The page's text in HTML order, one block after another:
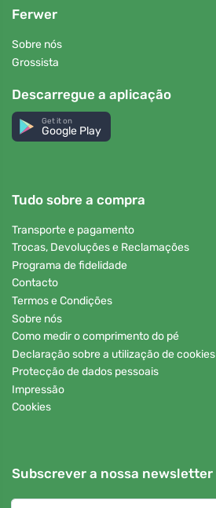
Ferwer
Sobre nós
Grossista
Descarregue a aplicação
Get it on
Google Play
Tudo sobre a compra
Transporte e pagamento
Trocas, Devoluções e Reclamações
Programa de fidelidade
Contacto
Termos e Condições
Sobre nós
Como medir o comprimento do pé
Declaração sobre a utilização de cookies
Protecção de dados pessoais
Impressão
Cookies
Subscrever a nossa newsletter